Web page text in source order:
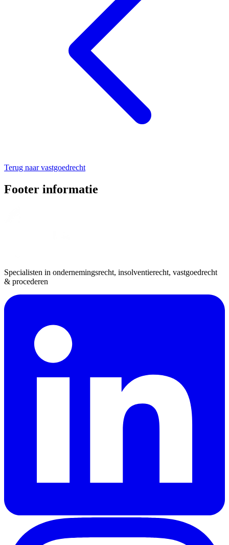
Terug naar vastgoedrecht
Footer informatie
Specialisten in ondernemingsrecht, insolventierecht, vastgoedrecht
& procederen